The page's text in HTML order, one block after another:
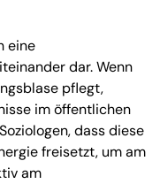
eine
dar. Wenn
pflegt,
im öffentlichen
dass diese
freisetzt, um am
am